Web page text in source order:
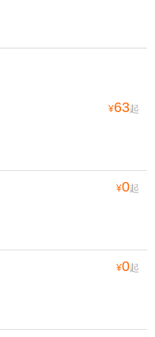
¥63起
¥0起
¥0起